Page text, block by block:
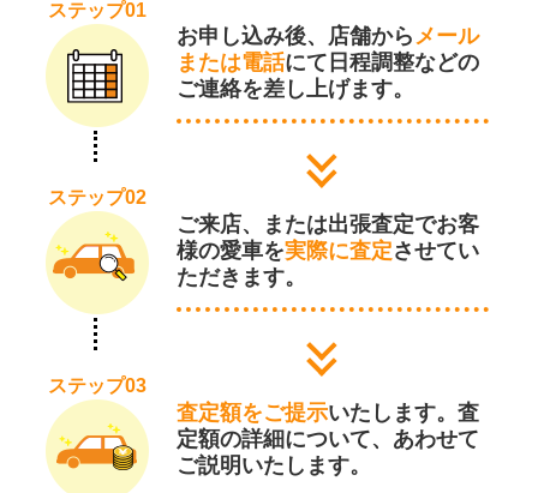
ステップ01
お申し込み後、店舗から メール
または電話にて日程調整などの
ご連絡を差し上げます。
ステップ02
ご来店、または出張査定でお客
様の愛車を実際に査定させてい
ただきます。
ステップ03
査定額をご提示いたします。査
定額の詳細について、あわせて
ご説明いたします。